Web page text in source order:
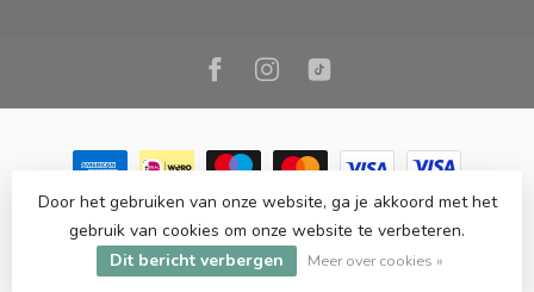
© Copyright 2026 Marc Cook & Home | Webshop | Fysieke
kookwinkel in Elst |- Powered byLightspeed-Lightspeed design
byDyvelopment
Door het gebruiken van onze website, ga je akkoord met het
gebruik van cookies om onze website te verbeteren.
Dit bericht verbergen
Meer over cookies »